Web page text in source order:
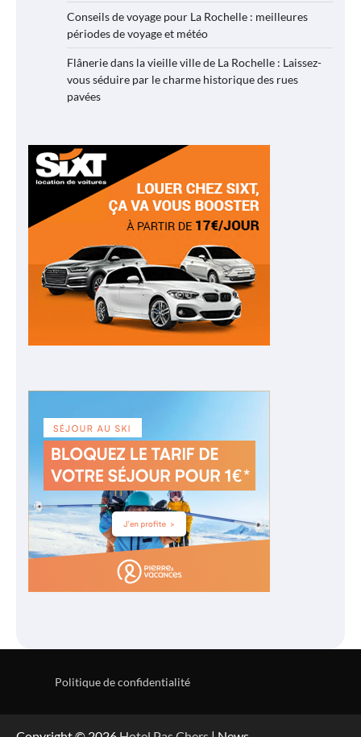
Conseils de voyage pour La Rochelle : meilleures
périodes de voyage et météo
Flânerie dans la vieille ville de La Rochelle : Laissez-
vous séduire par le charme historique des rues
pavées
Politique de confidentialité